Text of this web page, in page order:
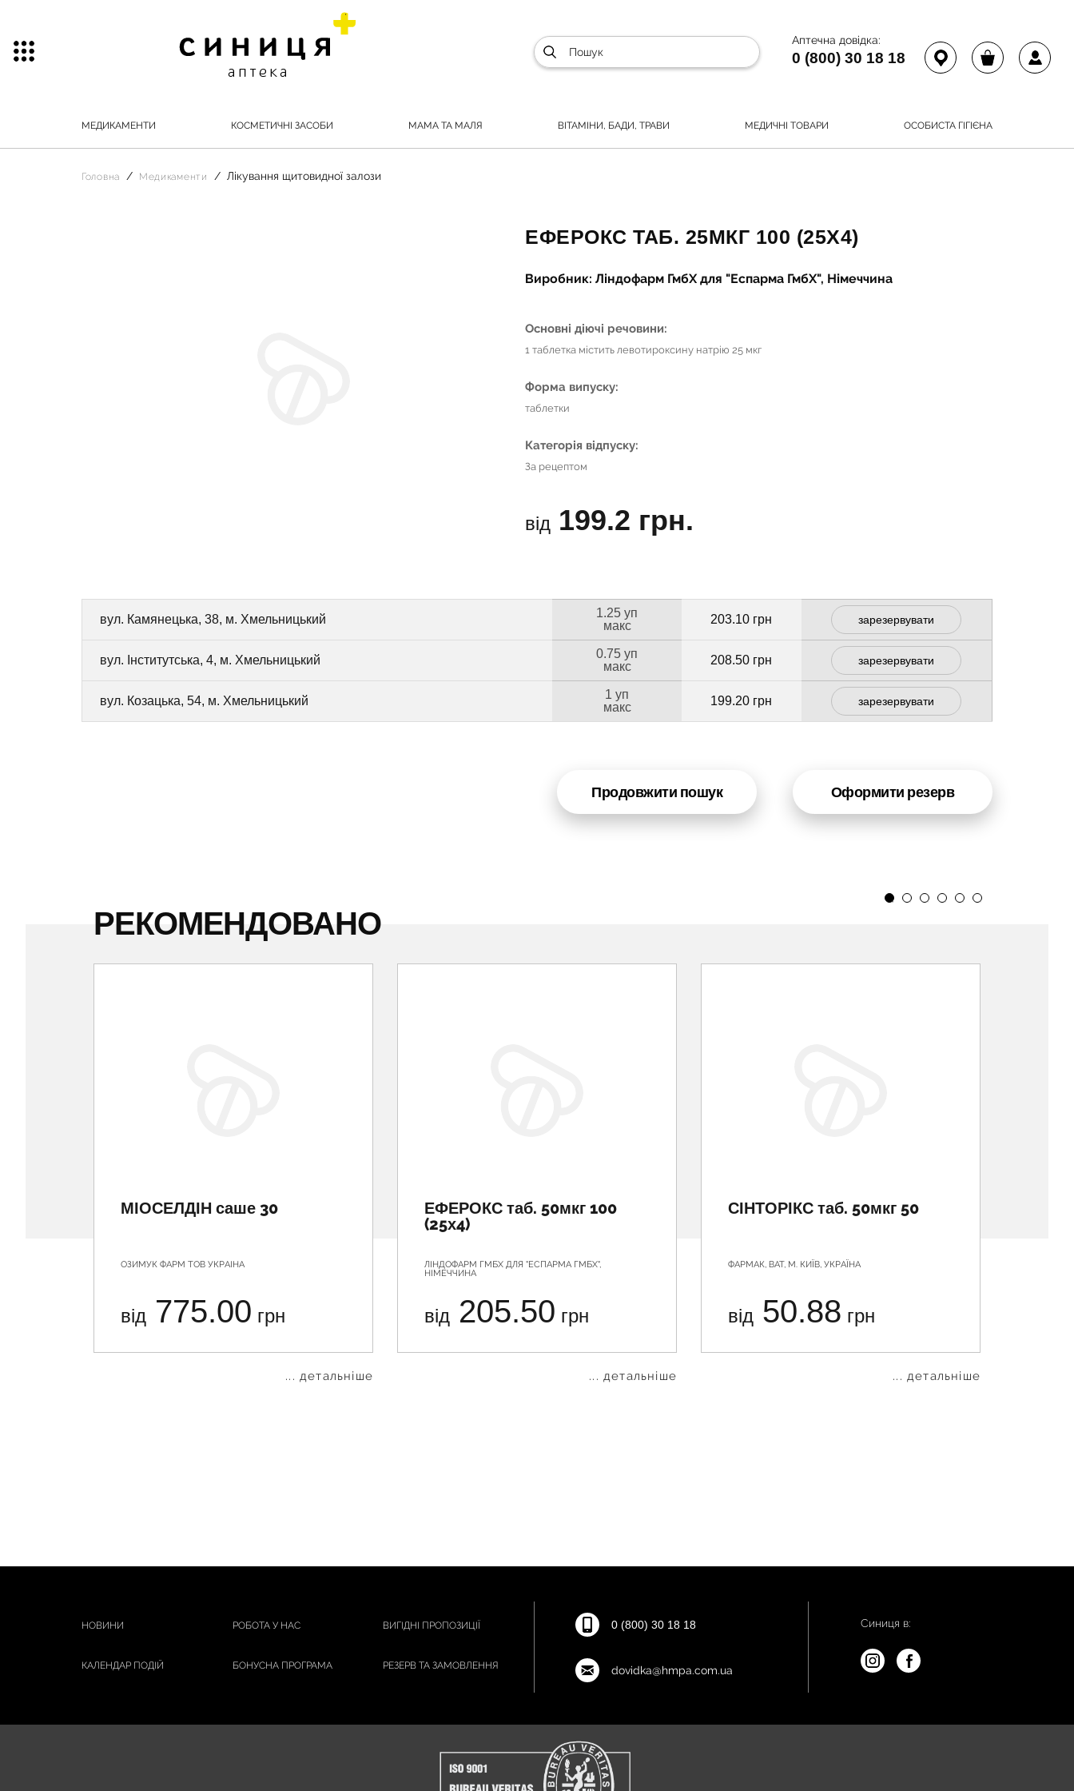
Аптечна довідка:
0 (800) 30 18 18
МЕДИКАМЕНТИ КОСМЕТИЧНІ ЗАСОБИ МАМА ТА МАЛЯ ВІТАМІНИ, БАДИ, ТРАВИ МЕДИЧНІ ТОВАРИ ОСОБИСТА ГІГІЄНА
Головна Медикаменти Лікування щитовидної залози
ЕФЕРОКС ТАБ. 25МКГ 100 (25Х4)
Виробник: Ліндофарм ГмбХ для "Еспарма ГмбХ", Німеччина
Основні діючі речовини:
1 таблетка містить левотироксину натрію 25 мкг
Форма випуску:
таблетки
Категорія відпуску:
За рецептом
від 199.2 грн.
вул. Камянецька, 38, м. Хмельницький
1.25 уп
макс
203.10 грн зарезервувати
вул. Інститутська, 4, м. Хмельницький
0.75 уп
макс
208.50 грн зарезервувати
вул. Козацька, 54, м. Хмельницький
1 уп
макс
199.20 грн зарезервувати
Продовжити пошук Оформити резерв
РЕКОМЕНДОВАНО
МІОСЕЛДІН саше 30
ОЗИМУК ФАРМ ТОВ УКРАІНА
від 775.00 грн
... детальніше
ЕФЕРОКС таб. 50мкг 100
(25х4)
ЛІНДОФАРМ ГМБХ ДЛЯ "ЕСПАРМА ГМБХ",
НІМЕЧЧИНА
від 205.50 грн
... детальніше
СІНТОРІКС таб. 50мкг 50
ФАРМАК, ВАТ, М. КИЇВ, УКРАЇНА
від 50.88 грн
... детальніше
НОВИНИ РОБОТА У НАС ВИГІДНІ ПРОПОЗИЦІЇ
КАЛЕНДАР ПОДІЙ БОНУСНА ПРОГРАМА РЕЗЕРВ ТА ЗАМОВЛЕННЯ
0 (800) 30 18 18
dovidka@hmpa.com.ua
Синиця в: